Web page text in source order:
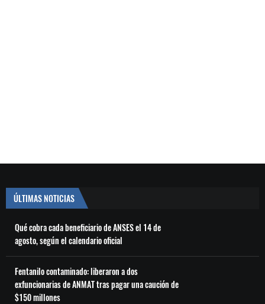
ÚLTIMAS NOTICIAS
Qué cobra cada beneficiario de ANSES el 14 de
agosto, según el calendario oficial
Fentanilo contaminado: liberaron a dos
exfuncionarias de ANMAT tras pagar una caución de
$150 millones